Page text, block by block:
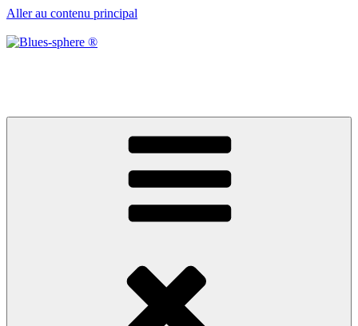
Aller au contenu principal